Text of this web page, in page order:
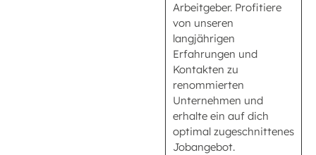
Arbeitgeber. Profitiere
von unseren
langjährigen
Erfahrungen und
Kontakten zu
renommierten
Unternehmen und
erhalte ein auf dich
optimal zugeschnittenes
Jobangebot.